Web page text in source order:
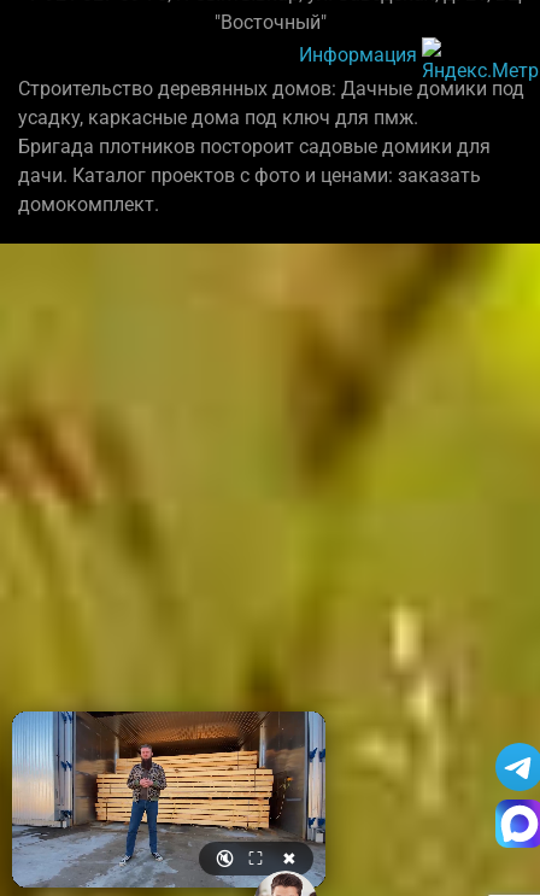
"Восточный"
Информация
Строительство деревянных домов: Дачные домики под
усадку, каркасные дома под ключ для пмж.
Бригада плотников постороит садовые домики для
дачи. Каталог проектов с фото и ценами: заказать
домокомплект.
🔇 ⛶ ✖